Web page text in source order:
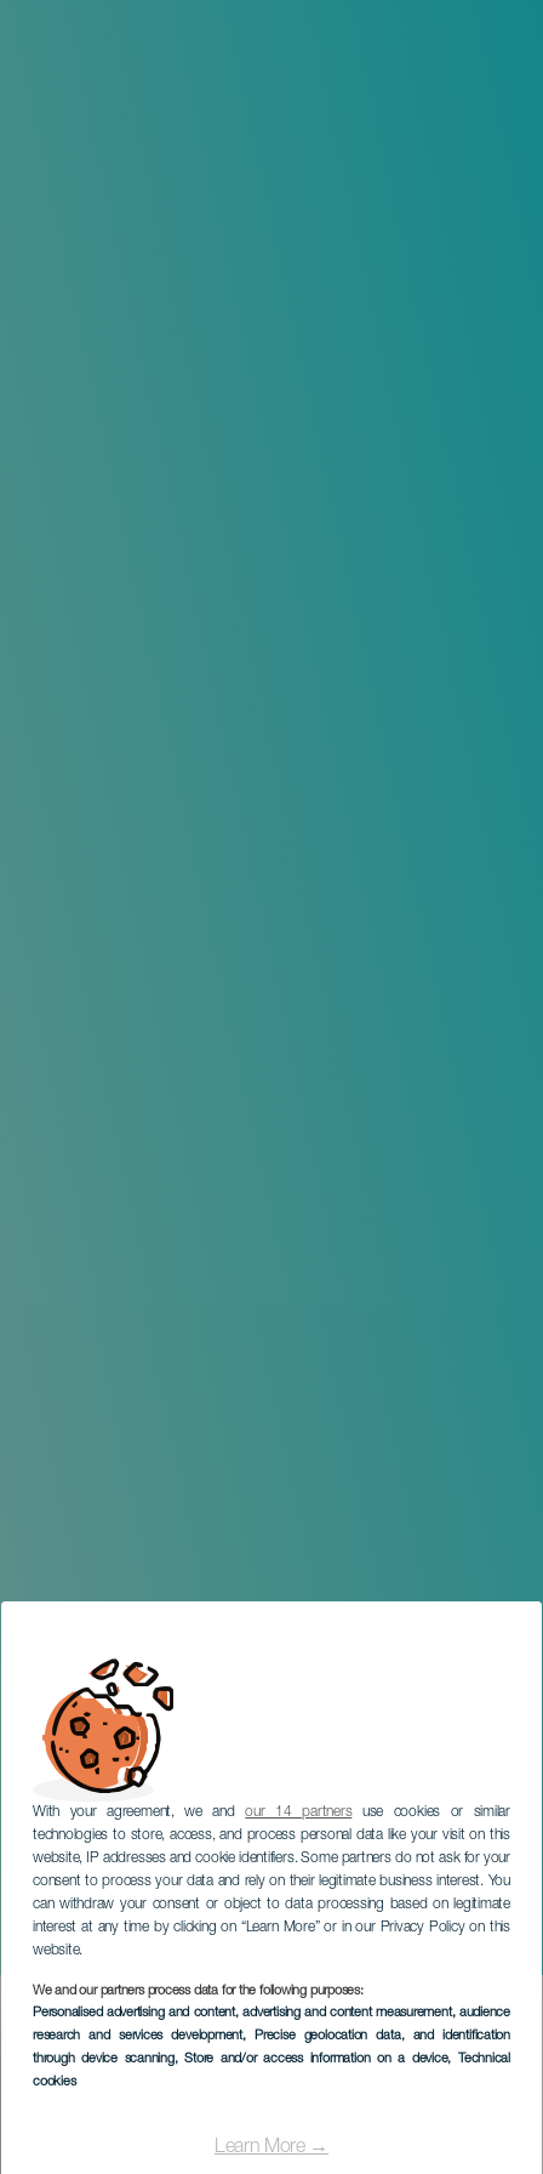
With your agreement, we andour 14 partnersuse cookies or similar
technologies to store, access, and process personal data like your visit on this
website, IP addresses and cookie identifiers. Some partners do not ask for your
consent to process your data and rely on their legitimate business interest. You
can withdraw your consent or object to data processing based on legitimate
interest at any time by clicking on “Learn More” or in our Privacy Policy on this
website.
We and our partners process data for the following purposes:
Personalised advertising and content, advertising and content measurement, audience
research and services development, Precise geolocation data, and identification
through device scanning, Store and/or access information on a device, Technical
cookies
Learn More →
Truca Circus: „Schlag!“ -
Veranos del Taoro
TENERIFE
Imagen
Listado